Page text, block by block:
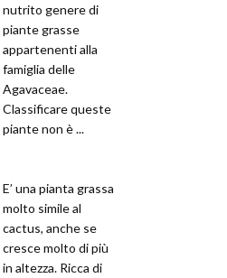
nutrito genere di
piante grasse
appartenenti alla
famiglia delle
Agavaceae.
Classificare queste
piante non è ...
E’ una pianta grassa
molto simile al
cactus, anche se
cresce molto di più
in altezza. Ricca di